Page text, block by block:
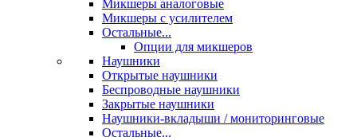
Микшеры аналоговые
Микшеры с усилителем
Остальные...
Опции для микшеров
Наушники
Открытые наушники
Беспроводные наушники
Закрытые наушники
Наушники-вкладыши / мониторинговые
Остальные...